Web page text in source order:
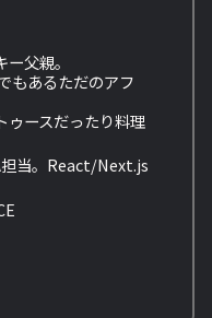
父親。
もあるただのアフ
ゥースだったり料理
当。React/Next.js